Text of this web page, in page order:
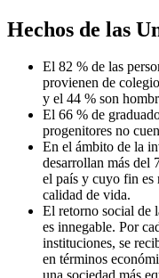
Hechos de las
El 82 % de las
provienen de
y el 44 % son
El 66 % de
progenitores no
En el ámbito de la
desarrollan más del
el país y cuyo fin es
calidad de vida.
El retorno social de
es innegable. Por
instituciones, se
en términos